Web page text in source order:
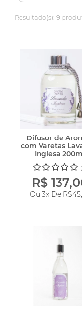
Resultado(s): 9
Difusor de
com Varetas
Inglesa
R$
Ou 3x De